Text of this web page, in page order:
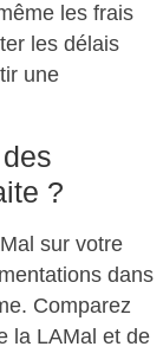
les frais
les délais
une
?
sur votre
dans
Comparez
la LAMal et de